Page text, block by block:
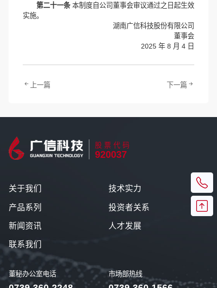
第二十一条本制度自公司董事会审议通过之日起生效
实施。
湖南广信科技股份有限公司
董事会
2025 年 8 月 4 日
上一篇 下一篇
股票代码
920037
董秘办公室电话 市场部热线
关于我们 技术实力
产品系列 投资者关系
新闻资讯 人才发展
联系我们